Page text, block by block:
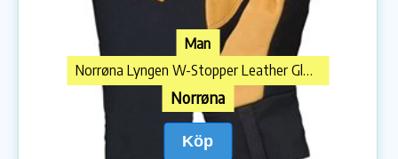
Man
Norrøna Lyngen W-Stopper Leather Gloves
Norrøna
Köp